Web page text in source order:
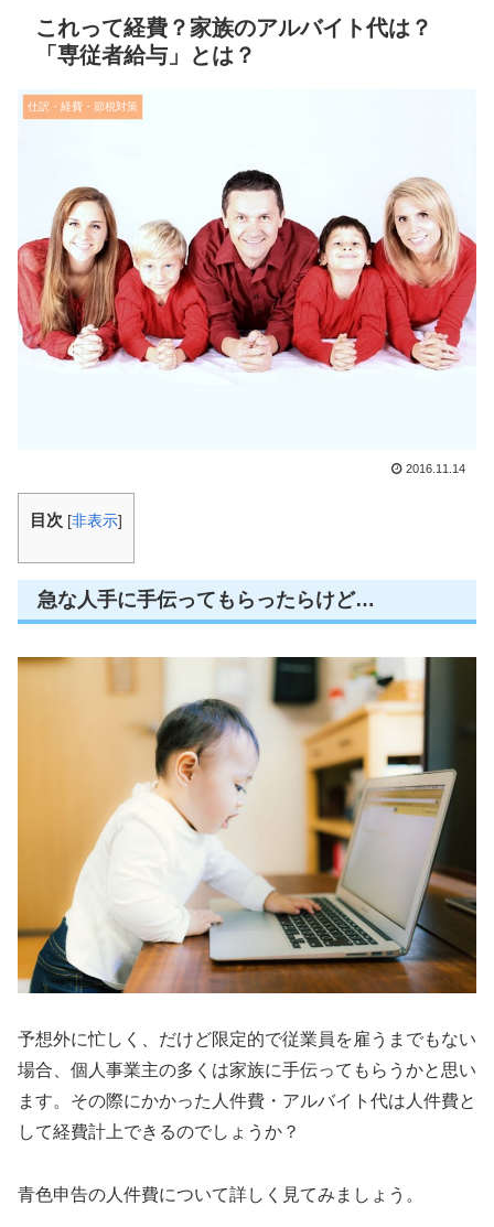
これって経費？家族のアルバイト代は？
「専従者給与」とは？
仕訳・経費・節税対策
2016.11.14
目次 [非表示]
急な人手に手伝ってもらったらけど…
予想外に忙しく、だけど限定的で従業員を雇うまでもない
場合、個人事業主の多くは家族に手伝ってもらうかと思い
ます。その際にかかった人件費・アルバイト代は人件費と
して経費計上できるのでしょうか？
青色申告の人件費について詳しく見てみましょう。